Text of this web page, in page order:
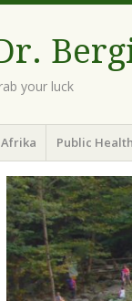
your luck
Inhalt
springen
Afrika Public Health